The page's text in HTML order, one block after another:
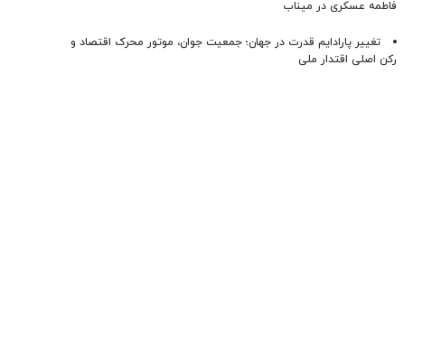
فاطمه عسکری در میناب
تغییر پارادایم قدرت در جهان؛ جمعیت جوان، موتور محرک اقتصاد و
رکن اصلی اقتدار ملی